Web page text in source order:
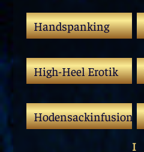
Handspanking
High-Heel Erotik
Hodensackinfusion
I